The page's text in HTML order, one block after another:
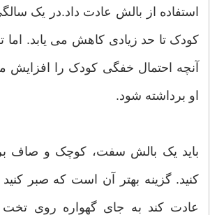
استفاده از بالش عادت داد.در یک
کودک تا حد زیادی کاهش می یابد.
آنچه احتمال خفگی کودک را افزایش
او برداشته شود.
باید یک بالش سفت، کوچک و صاف
کنید. گزینه بهتر آن است که صبر کنید
عادت کند به جای گهواره روی تخت